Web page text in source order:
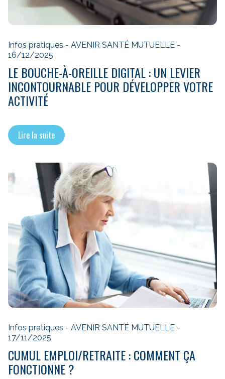
Infos pratiques - AVENIR SANTÉ MUTUELLE -
16/12/2025
LE BOUCHE-À-OREILLE DIGITAL : UN LEVIER
INCONTOURNABLE POUR DÉVELOPPER VOTRE
ACTIVITÉ
Lire la suite
Infos pratiques - AVENIR SANTÉ MUTUELLE -
17/11/2025
CUMUL EMPLOI/RETRAITE : COMMENT ÇA
FONCTIONNE ?